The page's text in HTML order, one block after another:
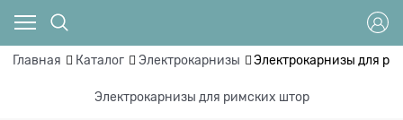
Главная Каталог Электрокарнизы Электрокарнизы для
Электрокарнизы для римских штор